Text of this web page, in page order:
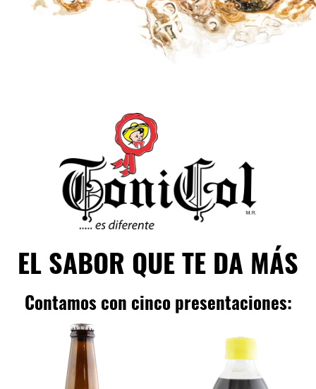
EL SABOR QUE TE DA MÁS
Contamos con cinco presentaciones: